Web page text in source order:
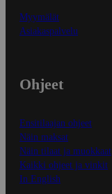
Myymälät
Asiakaspalvelu
Ohjeet
Ensitilaajan ohjeet
Näin maksat
Näin tilaat ja muokkaat
Kaikki ohjeet ja vinkit
In English